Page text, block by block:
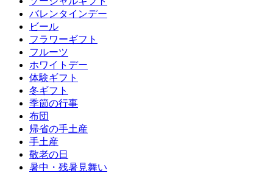
バレンタインデー
ビール
フラワーギフト
フルーツ
ホワイトデー
体験ギフト
冬ギフト
季節の行事
布団
帰省の手土産
手土産
敬老の日
暑中・残暑見舞い